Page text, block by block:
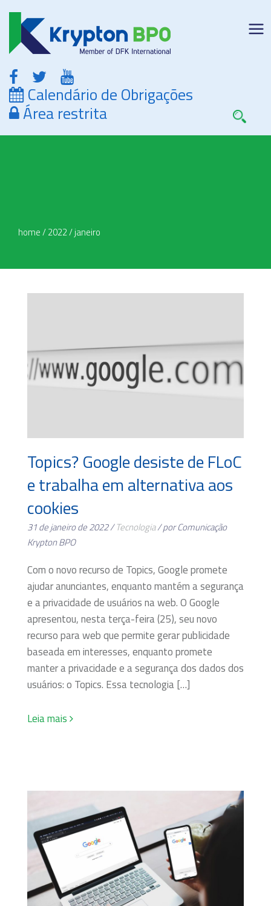
Calendário de Obrigações
Área restrita
home/2022/janeiro
Topics? Google desiste de FLoC
e trabalha em alternativa aos
cookies
31 de janeiro de 2022 /Tecnologia/ por Comunicação
Krypton BPO
Com o novo recurso de Topics, Google promete
ajudar anunciantes, enquanto mantém a segurança
e a privacidade de usuários na web. O Google
apresentou, nesta terça-feira (25), seu novo
recurso para web que permite gerar publicidade
baseada em interesses, enquanto promete
manter a privacidade e a segurança dos dados dos
usuários: o Topics. Essa tecnologia […]
Leia mais